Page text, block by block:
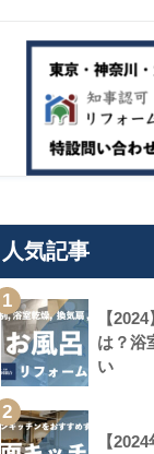
人気記事
1
【
は？浴
い
2
【